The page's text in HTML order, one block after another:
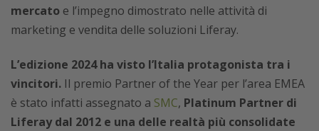
mercato e l’impegno dimostrato nelle attività di
marketing e vendita delle soluzioni Liferay.
L’edizione 2024 ha visto l’Italia protagonista tra i
vincitori. Il premio Partner of the Year per l’area EMEA
è stato infatti assegnato a SMC, Platinum Partner di
Liferay dal 2012 e una delle realtà più consolidate